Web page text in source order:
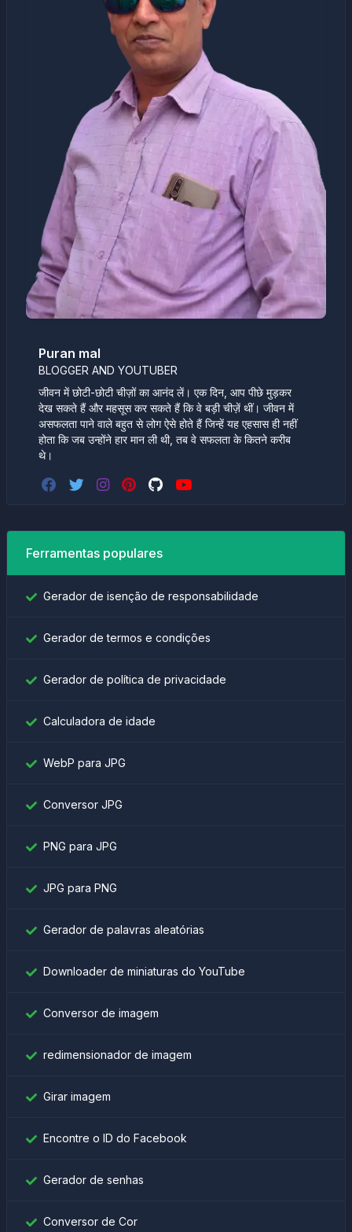
Puran mal
BLOGGER AND YOUTUBER
जीवन में छोटी-छोटी चीज़ों का आनंद लें। एक दिन, आप पीछे मुड़कर
देख सकते हैं और महसूस कर सकते हैं कि वे बड़ी चीज़ें थीं। जीवन में
असफलता पाने वाले बहुत से लोग ऐसे होते हैं जिन्हें यह एहसास ही नहीं
होता कि जब उन्होंने हार मान ली थी, तब वे सफलता के कितने करीब
थे।
Ferramentas populares
Gerador de isenção de responsabilidade
Gerador de termos e condições
Gerador de política de privacidade
Calculadora de idade
WebP para JPG
Conversor JPG
PNG para JPG
JPG para PNG
Gerador de palavras aleatórias
Downloader de miniaturas do YouTube
Conversor de imagem
redimensionador de imagem
Girar imagem
Encontre o ID do Facebook
Gerador de senhas
Conversor de Cor